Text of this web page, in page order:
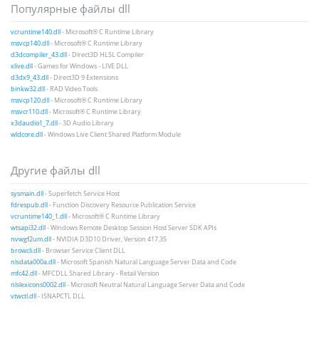
Популярные файлы dll
vcruntime140.dll- Microsoft® C Runtime Library
msvcp140.dll- Microsoft® C Runtime Library
d3dcompiler_43.dll- Direct3D HLSL Compiler
xlive.dll- Games for Windows - LIVE DLL
d3dx9_43.dll- Direct3D 9 Extensions
binkw32.dll- RAD Video Tools
msvcp120.dll- Microsoft® C Runtime Library
msvcr110.dll- Microsoft® C Runtime Library
x3daudio1_7.dll- 3D Audio Library
wldcore.dll- Windows Live Client Shared Platform Module
Другие файлы dll
sysmain.dll- Superfetch Service Host
fdrespub.dll- Function Discovery Resource Publication Service
vcruntime140_1.dll- Microsoft® C Runtime Library
wtsapi32.dll- Windows Remote Desktop Session Host Server SDK APIs
nvwgf2um.dll- NVIDIA D3D10 Driver, Version 417.35
browcli.dll- Browser Service Client DLL
nlsdata000a.dll- Microsoft Spanish Natural Language Server Data and Code
mfc42.dll- MFCDLL Shared Library - Retail Version
nlslexicons0002.dll- Microsoft Neutral Natural Language Server Data and Code
vtwctl.dll- ISNAPCTL DLL